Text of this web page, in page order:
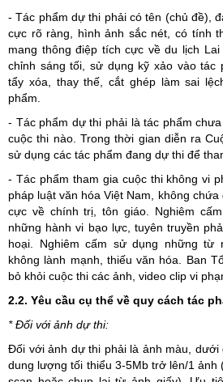
- Tác phẩm dự thi phải có tên (chủ đề),
cực rõ ràng, hình ảnh sắc nét, có tính
mang thông điệp tích cực về du lịch
chỉnh sáng tối, sử dụng kỹ xảo vào tác
tẩy xóa, thay thế, cắt ghép làm sai
phẩm.
- Tác phẩm dự thi phải là tác phẩm
cuộc thi nào. Trong thời gian diễn ra
sử dụng các tác phẩm đang dự thi để
- Tác phẩm tham gia cuộc thi không vi
pháp luật văn hóa Việt Nam, không
cực về chính trị, tôn giáo. Nghiêm
những hành vi bạo lực, tuyên truyền
hoại. Nghiêm cấm sử dụng những từ
không lành mạnh, thiếu văn hóa. Ban
bỏ khỏi cuộc thi các ảnh, video clip vi
2.2. Yêu cầu cụ thể về quy cách tác
* Đối với ảnh dự thi:
Đối với ảnh dự thi phải là ảnh màu, dưới
dung lượng tối thiểu 3-5Mb trở lên/1 ảnh